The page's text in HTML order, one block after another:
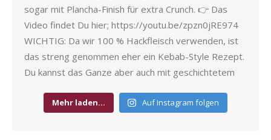
Mehr laden… Auf Instagram folgen